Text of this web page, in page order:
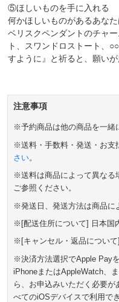
⑤ほしいものを手に入れる
何かほしいものがあるあな
ベリスクペンダントのチャ
ト、スワンドロストート、
すように』と祈ると、願い
注意事項
※予約商品は他の商品を一緒
※送料・手数料・発送・お支
さい。
※送料は商品によって異なる
ご参照ください。
※発送日、発送方法は商品に
※[配送住所について] 日本国
※[キャンセル・返品について
※決済方法選択でApple Pay
iPhoneまたはAppleWatch、
ら、お申込みいただく必要
べてのiOSデバイスで利用で